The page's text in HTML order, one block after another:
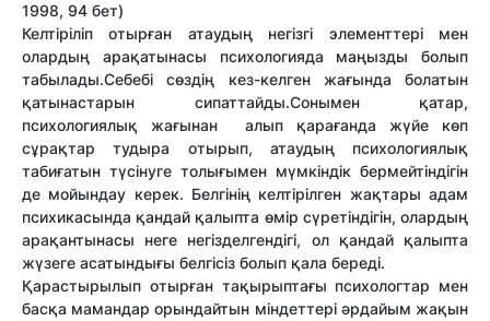
1998, 94 бет)
Келтіріліп отырған атаудың негізгі элементтері мен
олардың арақатынасы психологияда маңызды болып
табылады.Себебі сөздің кез-келген жағында болатын
қатынастарын сипаттайды.Сонымен қатар,
психологиялық жағынан алып қарағанда жүйе көп
сұрақтар тудыра отырып, атаудың психологиялық
табиғатын түсінуге толығымен мүмкіндік бермейтіндігін
де мойындау керек. Белгінің келтірілген жақтары адам
психикасында қандай қалыпта өмір сүретіндігін, олардың
арақантынасы неге негізделгендігі, ол қандай қалыпта
жүзеге асатындығы белгісіз болып қала береді.
Қарастырылып отырған тақырыптағы психологтар мен
басқа мамандар орындайтын міндеттері әрдайым жақын